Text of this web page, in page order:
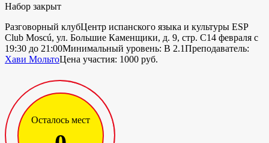
Набор закрыт
Разговорный клубЦентр испанского языка и культуры ESP
Club Moscú, ул. Большие Каменщики, д. 9, стр. С14 февраля с
19:30 до 21:00Минимальный уровень: B 2.1Преподаватель:
Хави МольтоЦена участия: 1000 руб.
Осталось мест